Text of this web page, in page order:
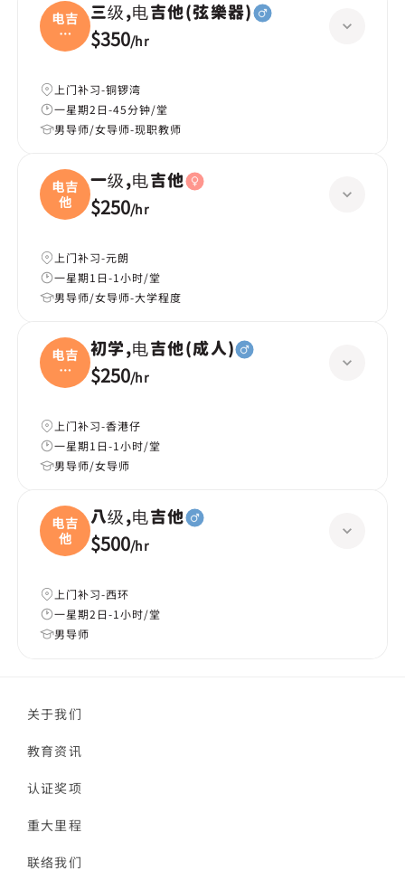
电吉
他
(弦
三级,电吉他(弦樂器)
$350/hr
上门补习-铜锣湾
一星期2日-45分钟/堂
男导师/女导师-现职教师
电吉
他
一级,电吉他
$250/hr
上门补习-元朗
一星期1日-1小时/堂
男导师/女导师-大学程度
电吉
他
(成
初学,电吉他(成人)
$250/hr
上门补习-香港仔
一星期1日-1小时/堂
男导师/女导师
电吉
他
八级,电吉他
$500/hr
上门补习-西环
一星期2日-1小时/堂
男导师
关于我们
教育资讯
认证奖项
重大里程
联络我们